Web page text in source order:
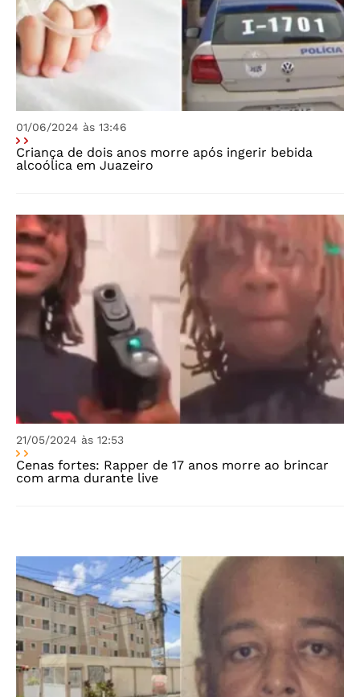
01/06/2024 às 13:46
Criança de dois anos morre após ingerir bebida
alcoólica em Juazeiro
21/05/2024 às 12:53
Cenas fortes: Rapper de 17 anos morre ao brincar
com arma durante live